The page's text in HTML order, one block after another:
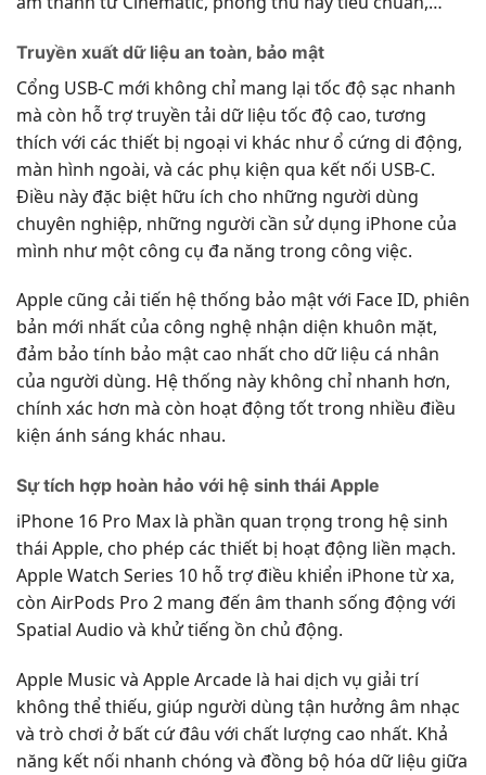
Truyền xuất dữ liệu an toàn, bảo mật
Cổng USB-C mới không chỉ mang lại tốc độ sạc nhanh
mà còn hỗ trợ truyền tải dữ liệu tốc độ cao, tương
thích với các thiết bị ngoại vi khác như ổ cứng di động,
màn hình ngoài, và các phụ kiện qua kết nối USB-C.
Điều này đặc biệt hữu ích cho những người dùng
chuyên nghiệp, những người cần sử dụng iPhone của
mình như một công cụ đa năng trong công việc.
Apple cũng cải tiến hệ thống bảo mật với Face ID, phiên
bản mới nhất của công nghệ nhận diện khuôn mặt,
đảm bảo tính bảo mật cao nhất cho dữ liệu cá nhân
của người dùng. Hệ thống này không chỉ nhanh hơn,
chính xác hơn mà còn hoạt động tốt trong nhiều điều
kiện ánh sáng khác nhau.
Sự tích hợp hoàn hảo với hệ sinh thái Apple
iPhone 16 Pro Max là phần quan trọng trong hệ sinh
thái Apple, cho phép các thiết bị hoạt động liền mạch.
Apple Watch Series 10 hỗ trợ điều khiển iPhone từ xa,
còn AirPods Pro 2 mang đến âm thanh sống động với
Spatial Audio và khử tiếng ồn chủ động.
Apple Music và Apple Arcade là hai dịch vụ giải trí
không thể thiếu, giúp người dùng tận hưởng âm nhạc
và trò chơi ở bất cứ đâu với chất lượng cao nhất. Khả
năng kết nối nhanh chóng và đồng bộ hóa dữ liệu giữa